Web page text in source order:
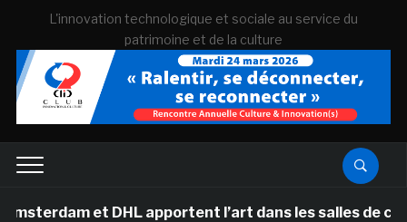
L'innovation technologique et sociale au service du
patrimoine et de la culture
et DHL apportent l’art dans les salles de